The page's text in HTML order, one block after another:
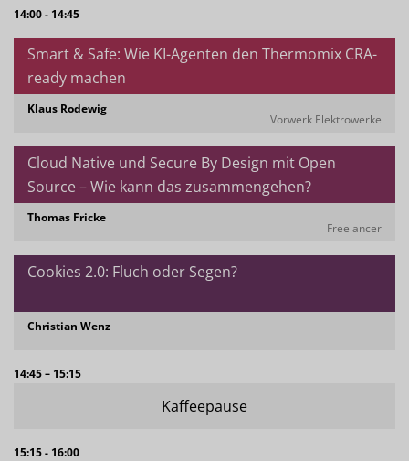
14:00 - 14:45
Smart & Safe: Wie KI-Agenten den Thermomix CRA-
ready machen
Klaus Rodewig
Vorwerk Elektrowerke
Cloud Native und Secure By Design mit Open
Source – Wie kann das zusammengehen?
Thomas Fricke
Freelancer
Cookies 2.0: Fluch oder Segen?
Christian Wenz
14:45 – 15:15
Kaffeepause
15:15 - 16:00